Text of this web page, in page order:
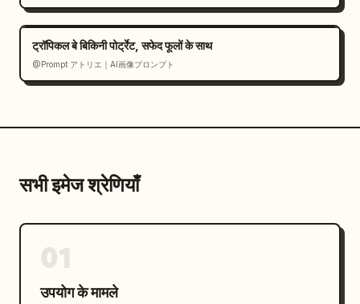
ट्रॉपिकल बे बिकिनी पोर्ट्रेट, सफेद फूलों के साथ
@Prompt アトリエ｜AI画像プロンプト
सभी इमेज श्रेणियाँ
उपयोग के मामले